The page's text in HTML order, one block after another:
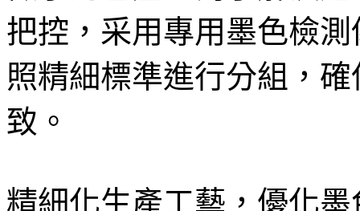
把控，采用專用墨色檢
照精細標準進行分組，
致。
精細化生產工藝，優化